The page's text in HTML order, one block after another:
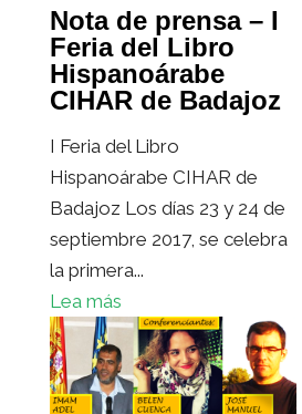
Nota de prensa – I
Feria del Libro
Hispanoárabe
CIHAR de Badajoz
I Feria del Libro
Hispanoárabe CIHAR de
Badajoz Los días 23 y 24 de
septiembre 2017, se celebra
la primera...
Lea más